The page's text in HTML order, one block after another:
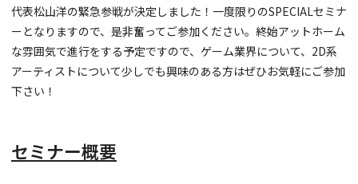
代表松山洋の緊急参戦が決定しました！一度限りのSPECIALセミナ
ーとなりますので、是非奮ってご参加ください。終始アットホーム
な雰囲気で進行をする予定ですので、ゲーム業界について、2D系
アーティストについて少しでも興味のある方はぜひお気軽にご参加
下さい！
セミナー概要